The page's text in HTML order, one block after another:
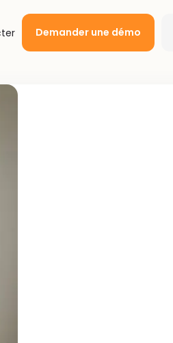
Demander une démo